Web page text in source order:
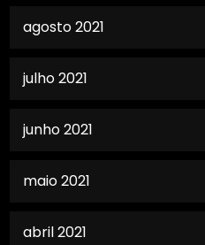
agosto 2021
julho 2021
junho 2021
maio 2021
abril 2021